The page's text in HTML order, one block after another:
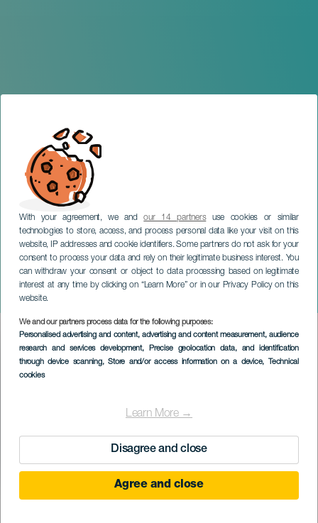
With your agreement, we andour 14 partnersuse cookies or similar
technologies to store, access, and process personal data like your visit on this
website, IP addresses and cookie identifiers. Some partners do not ask for your
consent to process your data and rely on their legitimate business interest. You
can withdraw your consent or object to data processing based on legitimate
interest at any time by clicking on “Learn More” or in our Privacy Policy on this
website.
We and our partners process data for the following purposes:
Personalised advertising and content, advertising and content measurement, audience
research and services development, Precise geolocation data, and identification
through device scanning, Store and/or access information on a device, Technical
cookies
Learn More →
Disagree and close
Agree and close
Corsa dei carri di
Candelaria
GRAN CANARIA
Imagen
Listado
September 2026